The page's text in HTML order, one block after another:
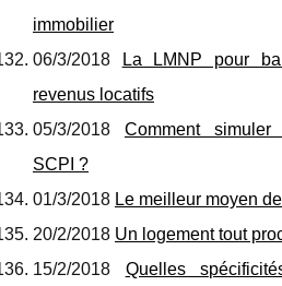
immobilier
06/3/2018
La LMNP pour
revenus locatifs
05/3/2018 Comment
SCPI ?
01/3/2018 Le meilleur moyen
20/2/2018 Un logement tout
15/2/2018 Quelles